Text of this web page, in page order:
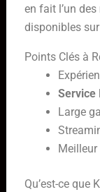
en fait l’un des
disponibles
Points Clés à
Service
Large
Meilleur
Qu’est-ce que